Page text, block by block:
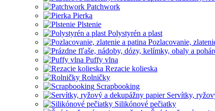
Patchwork
Pierka
Plstenie
Polystyrén a plast
Pozlacovanie,
Puffy vlna
Rezacie kolieska
Rolničky
Scrapbooking
Servítky,
Silikónové pečiatky